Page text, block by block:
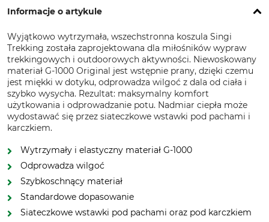
Informacje o artykule
Wyjątkowo wytrzymała, wszechstronna koszula Singi
Trekking została zaprojektowana dla miłośników wypraw
trekkingowych i outdoorowych aktywności. Niewoskowany
materiał G-1000 Original jest wstępnie prany, dzięki czemu
jest miękki w dotyku, odprowadza wilgoć z dala od ciała i
szybko wysycha. Rezultat: maksymalny komfort
użytkowania i odprowadzanie potu. Nadmiar ciepła może
wydostawać się przez siateczkowe wstawki pod pachami i
karczkiem.
Wytrzymały i elastyczny materiał G-1000
Odprowadza wilgoć
Szybkoschnący materiał
Standardowe dopasowanie
Siateczkowe wstawki pod pachami oraz pod karczkiem